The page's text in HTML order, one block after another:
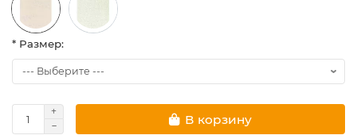
* Размер:
В корзину